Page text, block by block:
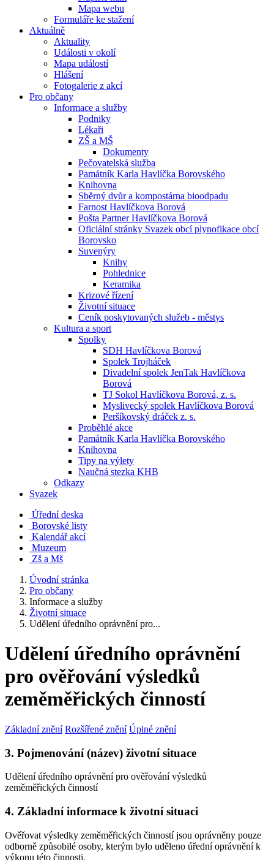
Mapa webu
Formuláře ke stažení
Aktuálně
Aktuality
Události v okolí
Mapa událostí
Hlášení
Fotogalerie z akcí
Pro občany
Informace a služby
Podniky
Lékaři
ZŠ a MŠ
Dokumenty
Pečovatelská služba
Památník Karla Havlíčka Borovského
Knihovna
Sběrný dvůr a kompostárna bioodpadu
Farnost Havlíčkova Borová
Pošta Partner Havlíčkova Borová
Oficiální stránky Svazek obcí plynofikace obcí
Borovsko
Suvenýry
Knihy
Pohlednice
Keramika
Krizové řízení
Životní situace
Ceník poskytovaných služeb - městys
Kultura a sport
Spolky
SDH Havlíčkova Borová
Spolek Trojháček
Divadelní spolek JenTak Havlíčkova
Borová
TJ Sokol Havlíčkova Borová, z. s.
Myslivecký spolek Havlíčkova Borová
Peršíkovský dráček z. s.
Proběhlé akce
Památník Karla Havlíčka Borovského
Knihovna
Tipy na výlety
Naučná stezka KHB
Odkazy
Svazek
Úřední deska
Borovské listy
Kalendář akcí
Muzeum
Zš a Mš
Úvodní stránka
Pro občany
Informace a služby
Životní situace
Udělení úředního oprávnění pro...
Udělení úředního oprávnění
pro ověřování výsledků
zeměměřických činností
Základní znění Rozšířené znění Úplné znění
3. Pojmenování (název) životní situace
Udělení úředního oprávnění pro ověřování výsledků
zeměměřických činností
4. Základní informace k životní situaci
Ověřovat výsledky zeměměřických činností jsou oprávněny pouze
odborně způsobilé osoby, kterým bylo uděleno úřední oprávnění k
výkonu této činnosti.